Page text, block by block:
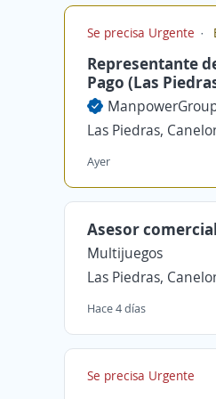
Se precisa Urgente
Representante
Pago (Las
Las Piedras,
Ayer
Asesor comercial
Multijuegos
Las Piedras,
Hace 4 días
Se precisa Urgente